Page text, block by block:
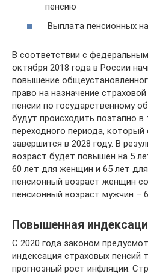
пенсию
Выплата пенсионных
В соответствии с
октября 2018 года в России
повышение
право на назначение
пенсии по государственному
будут происходить поэтапно в
переходного периода, который
завершится в 2028 году. В
возраст будет повышен на 5
60 лет для женщин и 65 лет
пенсионный возраст женщин
пенсионный возраст мужчин –
Повышенная
С 2020 года законом
индексация страховых
прогнозный рост инфляции.